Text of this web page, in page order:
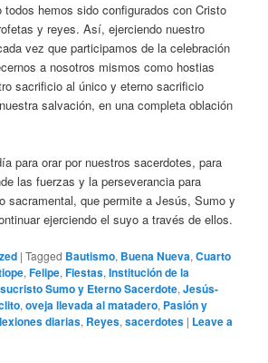
todos hemos sido configurados con Cristo
y reyes. Así, ejerciendo nuestro
vez que participamos de la celebración
a nosotros mismos como hostias
sacrificio al único y eterno sacrificio
salvación, en una completa oblación
para orar por nuestros sacerdotes, para
las fuerzas y la perseverancia para
sacramental, que permite a Jesús, Sumo y
ejerciendo el suyo a través de ellos.
|Tagged Bautismo, Buena Nueva,Cuarto
,Felipe,Fiestas,Institución de la
Sumo y Eterno Sacerdote,Jesús-
,oveja llevada al matadero, Pasión y
diarias, Reyes,sacerdotes | Leave a